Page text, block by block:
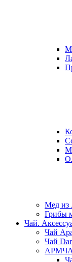
Мед из
Грибы
Чай.
Чай
Чай